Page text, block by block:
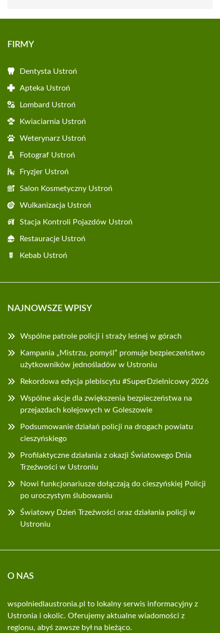
FIRMY
Dentysta Ustroń
Apteka Ustroń
Lombard Ustroń
Kwiaciarnia Ustroń
Weterynarz Ustroń
Fotograf Ustroń
Fryzjer Ustroń
Salon Kosmetyczny Ustroń
Wulkanizacja Ustroń
Stacja Kontroli Pojazdów Ustroń
Restauracje Ustroń
Kebab Ustroń
NAJNOWSZE WPISY
Wspólne patrole policji i straży leśnej w górach
Kampania „Mistrzu, pomyśl” promuje bezpieczeństwo
użytkowników jednośladów w Ustroniu
Rekordowa edycja plebiscytu #SuperDzielnicowy 2026
Wspólne akcje dla zwiększenia bezpieczeństwa na
przejazdach kolejowych w Goleszowie
Podsumowanie działań policji na drogach powiatu
cieszyńskiego
Profilaktyczne działania z okazji Światowego Dnia
Trzeźwości w Ustroniu
Nowi funkcjonariusze dołączają do cieszyńskiej Policji
po uroczystym ślubowaniu
Światowy Dzień Trzeźwości oraz działania policji w
Ustroniu
O NAS
wspolniedlaustronia.pl to lokalny serwis informacyjny z
Ustronia i okolic. Oferujemy aktualne wiadomości z
regionu, abyś zawsze był na bieżąco.